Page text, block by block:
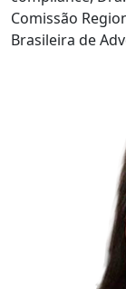
Comissão
Brasileira de